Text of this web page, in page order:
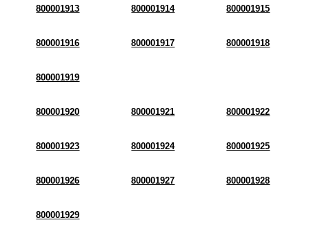
800001913 800001914 800001915
800001916 800001917 800001918
800001919
800001920 800001921 800001922
800001923 800001924 800001925
800001926 800001927 800001928
800001929